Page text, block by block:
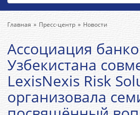
Главная Пресс-центр Новости
Ассоциация
Узбекистана
LexisNexis Risk
организовала